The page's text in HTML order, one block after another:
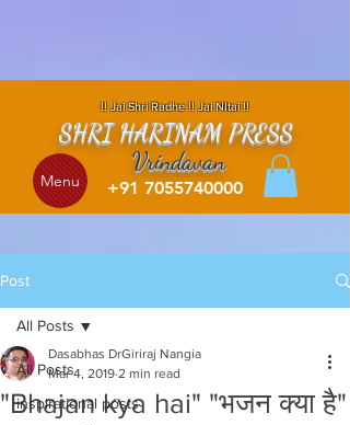
!! Jai Shri Radhe !! Jai NItai !!
SHRI HARINAM PRESS
Vrindavan
+91 7055740000
Menu
Post
All Posts
inspirational posts
All Posts
"Bhajan kya hai" "भजन क्या है"
Dasabhas DrGiriraj Nangia
Mar 4, 2019 2 min read